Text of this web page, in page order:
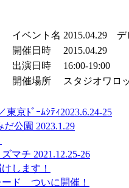
イベント名 2015.04.29 デ
開催日時
2015.04.29
出演日時
16:00-19:00
開催場所
スタジオワロ
京ﾄﾞｰﾑｼﾃｨ2023.6.24-25
公園 2023.1.29
マチ 2021.12.25-26
します！
ード ついに開催！